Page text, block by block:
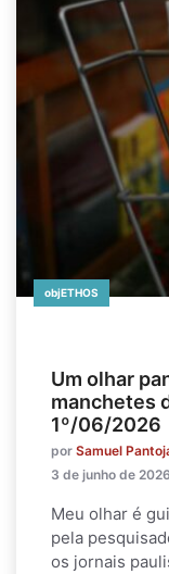
objETHOS
Um olhar
manchetes
1º/06/2026
por Samuel
3 de junho de 2026
Meu olhar é
pela
os jornais